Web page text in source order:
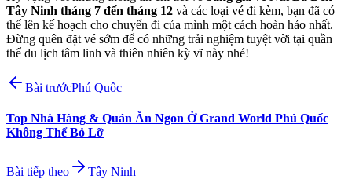
Tây Ninh tháng 7 đến tháng 12 và các loại vé đi kèm, bạn đã có
thể lên kế hoạch cho chuyến đi của mình một cách hoàn hảo nhất.
Đừng quên đặt vé sớm để có những trải nghiệm tuyệt vời tại quần
thể du lịch tâm linh và thiên nhiên kỳ vĩ này nhé!
Bài trướcPhú Quốc
Top Nhà Hàng & Quán Ăn Ngon Ở Grand World Phú Quốc
Không Thể Bỏ Lỡ
Bài tiếp theo Tây Ninh